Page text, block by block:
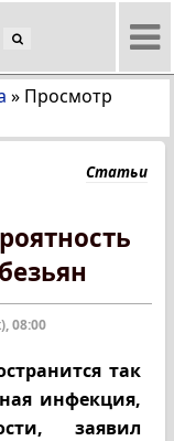
» Просмотр
Статьи
08:00
так
инфекция,
заявил